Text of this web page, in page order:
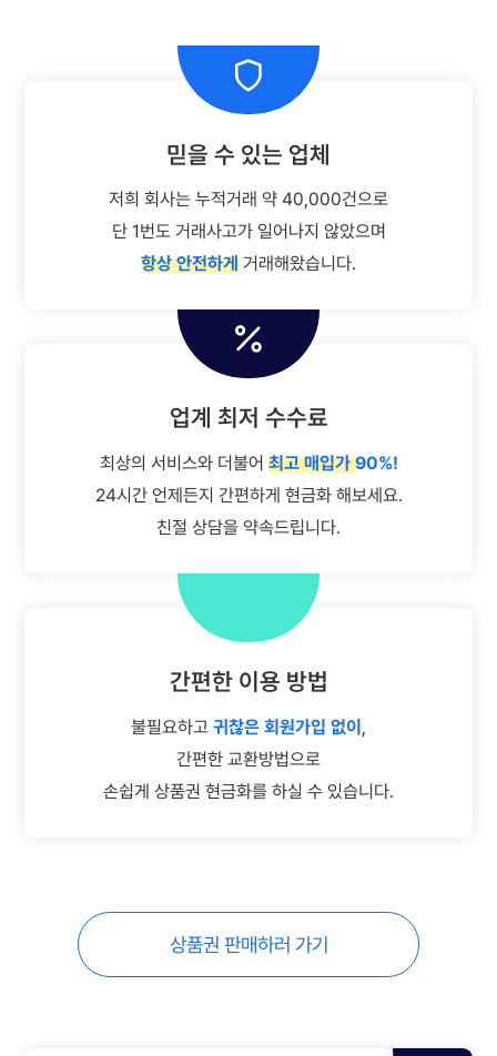
믿을 수 있는 업체
저희 회사는 누적거래 약 40,000건으로
단 1번도 거래사고가 일어나지 않았으며
항상 안전하게 거래해왔습니다.
업계 최저 수수료
최상의 서비스와 더불어 최고 매입가 90%!
24시간 언제든지 간편하게 현금화 해보세요.
친절 상담을 약속드립니다.
간편한 이용 방법
불필요하고 귀찮은 회원가입 없이
간편한 교환방법으로
손쉽게 상품권 현금화를 하실 수 있습니다.
상품권 판매하러 가기
롯데 모바일 상품권 1건 100,000원
컬쳐랜드 교환권 1건 5,000원
컬쳐랜드 상품권 3건 150,000원
롯데 모바일 상품권 1건 300,000원
롯데 모바일 상품권 1건 200,000원
컬쳐랜드 상품권 1건 5,000원
롯데 모바일 상품권 2건 600,000원
롯데 모바일 상품권 1건 100,000원 입금완료
입금완료
컬쳐랜드 상품권 1건 50,000원 입금완료